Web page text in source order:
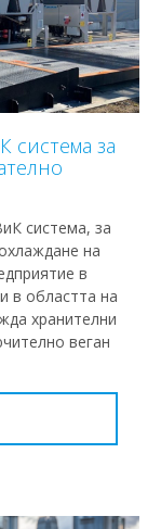
система за
система, за
на
в
в областта на
хранителни
веган